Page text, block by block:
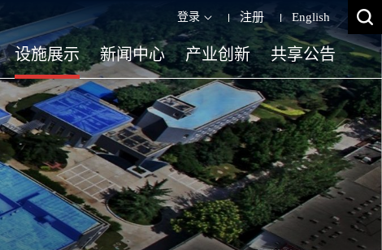
登录 注册 English
设施展示 新闻中心 产业创新 共享公告